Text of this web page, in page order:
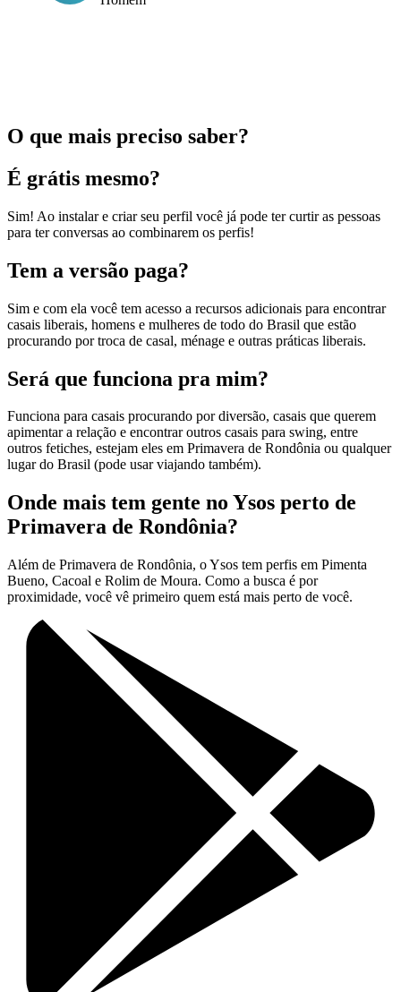
O que mais preciso saber?
É grátis mesmo?
Sim! Ao instalar e criar seu perfil você já pode ter curtir as pessoas
para ter conversas ao combinarem os perfis!
Tem a versão paga?
Sim e com ela você tem acesso a recursos adicionais para encontrar
casais liberais, homens e mulheres de todo do Brasil que estão
procurando por troca de casal, ménage e outras práticas liberais.
Será que funciona pra mim?
Funciona para casais procurando por diversão, casais que querem
apimentar a relação e encontrar outros casais para swing, entre
outros fetiches, estejam eles em Primavera de Rondônia ou qualquer
lugar do Brasil (pode usar viajando também).
Onde mais tem gente no Ysos perto de
Primavera de Rondônia?
Além de Primavera de Rondônia, o Ysos tem perfis em Pimenta
Bueno, Cacoal e Rolim de Moura. Como a busca é por
proximidade, você vê primeiro quem está mais perto de você.